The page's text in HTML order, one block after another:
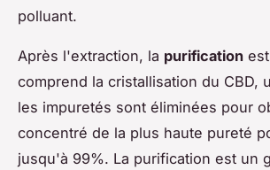
polluant.
Après l'extraction, la purification
comprend la cristallisation du CBD,
les impuretés sont éliminées pour
concentré de la plus haute pureté
jusqu'à 99%. La purification est un